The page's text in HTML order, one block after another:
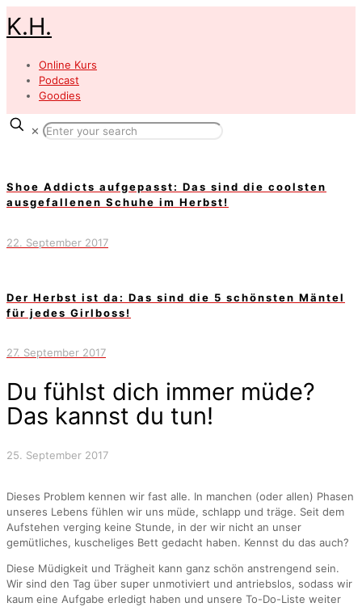
K.H.
Online Kurs
Podcast
Goodies
✕
Shoe Addicts aufgepasst: Das sind die coolsten
ausgefallenen Schuhe im Herbst!
22. September 2017
Der Herbst ist da: Das sind die 5 schönsten Mäntel
für jedes Girlboss!
27. September 2017
Du fühlst dich immer müde?
Das kannst du tun!
25. September 2017
Dieses Problem kennen wir fast alle. In manchen (oder allen) Phasen
unseres Lebens fühlen wir uns müde, schlapp und träge. Seit dem
Aufstehen verging keine Stunde, in der wir nicht an unser
gemütliches, kuscheliges Bett gedacht haben. Kennst du das auch?
Diese Müdigkeit und Trägheit kann ganz schön anstrengend sein.
Wir sind den Tag über super unmotiviert und antriebslos, sodass wir
kaum eine Aufgabe erledigt haben und unsere To-Do-Liste weiter